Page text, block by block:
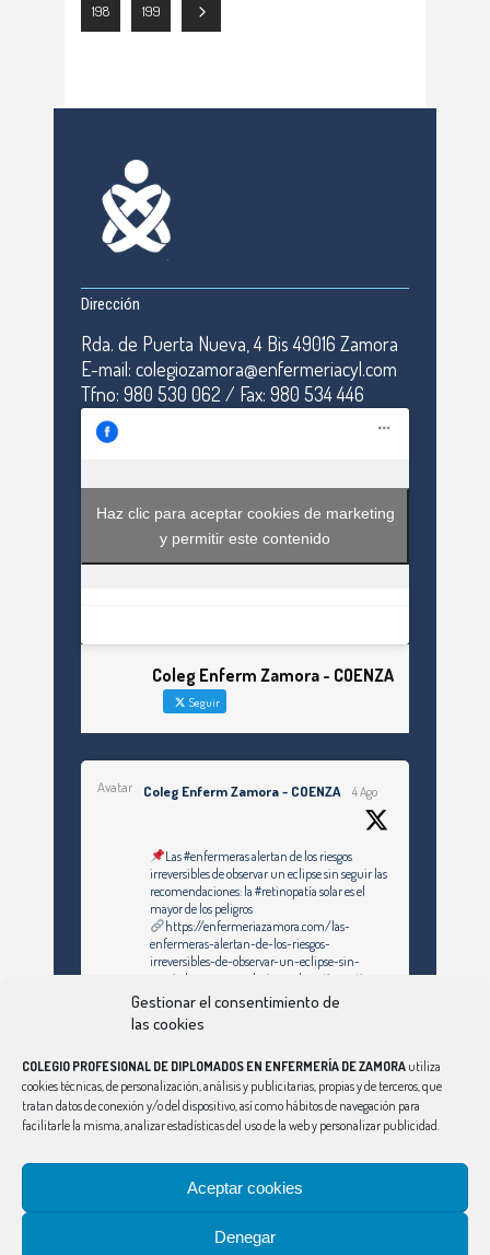
Gestionar el consentimiento de
las cookies
COLEGIO PROFESIONAL DE DIPLOMADOS EN ENFERMERÍA DE ZAMORA utiliza
cookies técnicas, de personalización, análisis y publicitarias, propias y de terceros, que
tratan datos de conexión y/o del dispositivo, así como hábitos de navegación para
facilitarle la misma, analizar estadísticas del uso de la web y personalizar publicidad.
Aceptar cookies
Denegar
198 199
Dirección
Rda. de Puerta Nueva, 4 Bis 49016 Zamora
E-mail: colegiozamora@enfermeriacyl.com
Tfno: 980 530 062 / Fax: 980 534 446
Haz clic para aceptar cookies de marketing
y permitir este contenido
Coleg Enferm Zamora - COENZA
Seguir
Avatar Coleg Enferm Zamora - COENZA 4 Ago
Las #enfermeras alertan de los riesgos
irreversibles de observar un eclipse sin seguir las
recomendaciones: la #retinopatía solar es el
mayor de los peligros
https://enfermeriazamora.com/las-
enfermeras-alertan-de-los-riesgos-
irreversibles-de-observar-un-eclipse-sin-
seguir-las-recomendaciones-la-retinopatia-
solar-es-el-mayor-de-los-peligros/
Twitter
Síguenos en Instagram
BURGOS